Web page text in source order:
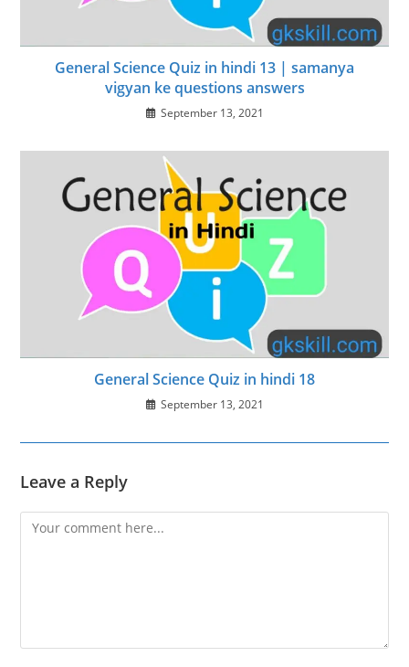
General Science Quiz in hindi 13 | samanya
vigyan ke questions answers
September 13, 2021
General Science Quiz in hindi 18
September 13, 2021
Leave a Reply
Comment